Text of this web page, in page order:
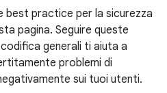
best practice per la sicurezza
pagina. Seguire queste
generali ti aiuta a
problemi di
sui tuoi utenti.